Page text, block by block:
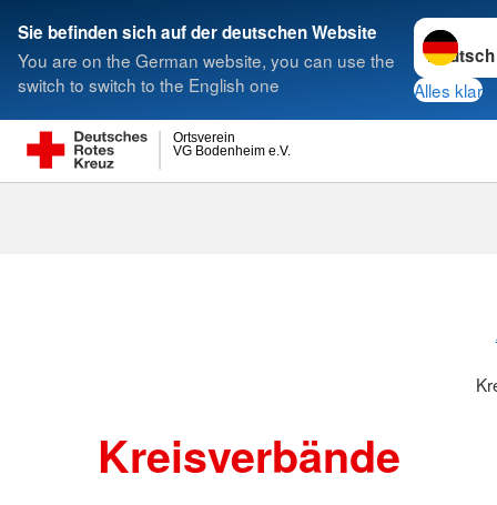
Sie befinden sich auf der deutschen Website
You are on the German website, you can use the
switch to switch to the English one
Sprache
Alles klar
VG Bodenheim e.V.
Ortsverein
Suche
Kreisverbände